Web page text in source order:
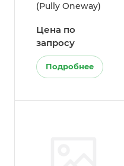
(Pully Oneway)
Цена по
запросу
Подробнее